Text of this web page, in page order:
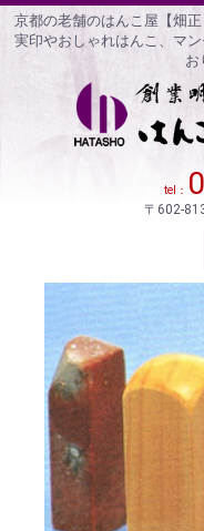
京都の老舗のはんこ屋【畑正
実印やおしゃれはんこ、マ
お
tel：
〒602-